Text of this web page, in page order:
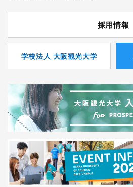
採用情報
学校法人 大阪観光大学